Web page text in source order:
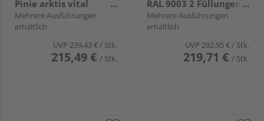
Pinie arktis vital
"Standard"
Mehrere Ausführungen
erhältlich
UVP 239,43 €/ Stk.
215,49 € / Stk.
RAL 9003 2 Füllungen
FG Röhrenspan KK1
Mehrere Ausführungen
erhältlich
UVP 292,95 €/ Stk.
219,71 € / Stk.